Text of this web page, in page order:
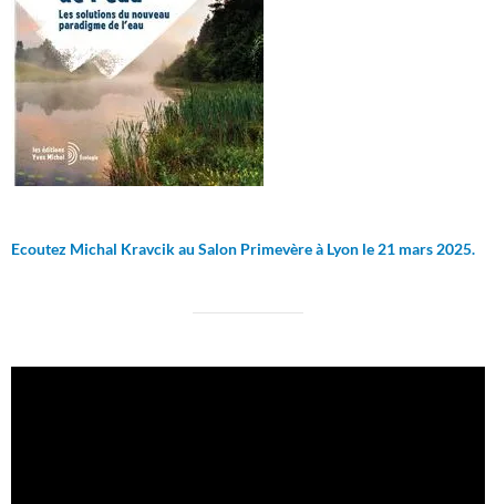
Ecoutez Michal Kravcik au Salon Primevère à Lyon le 21 mars 2025.